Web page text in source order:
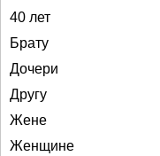
40 лет
Брату
Дочери
Другу
Жене
Женщине